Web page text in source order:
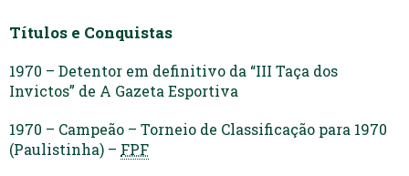
Títulos e Conquistas
1970 – Detentor em definitivo da “III Taça dos
Invictos” de A Gazeta Esportiva
1970 – Campeão – Torneio de Classificação para 1970
(Paulistinha) – FPF